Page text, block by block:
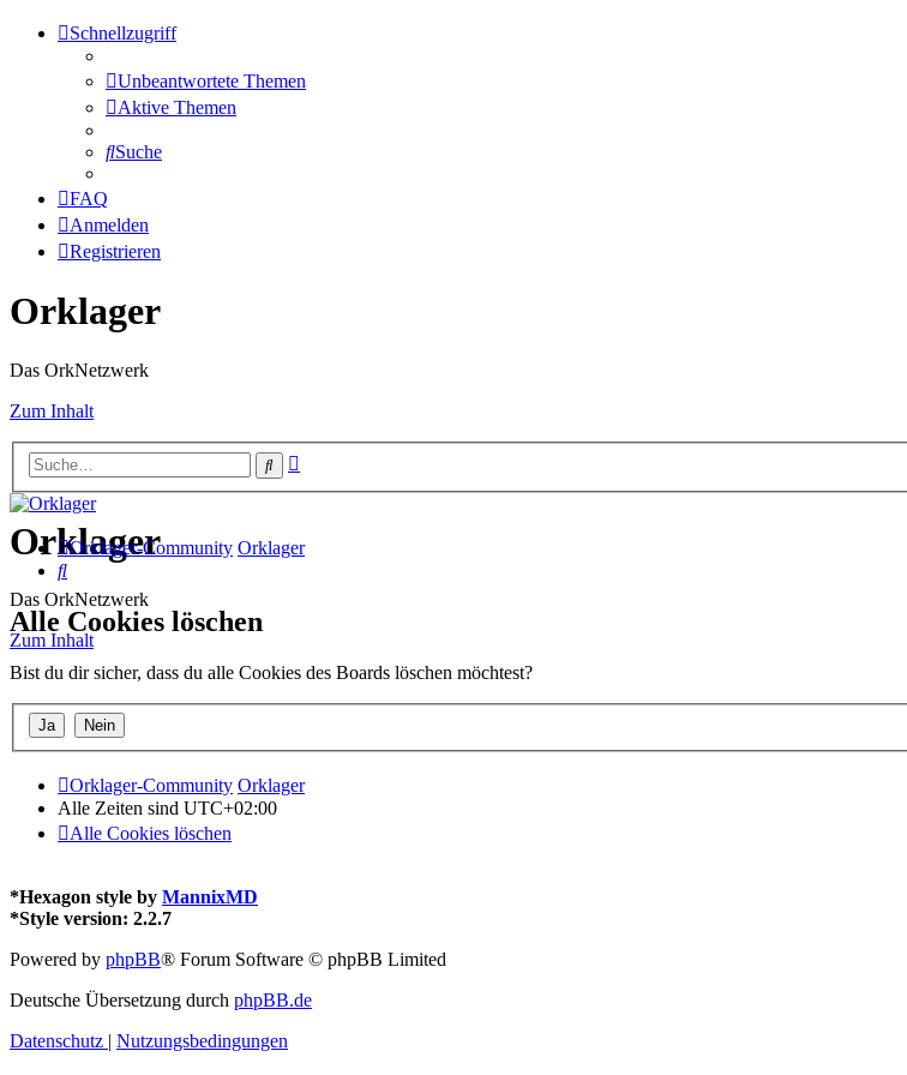
Schnellzugriff
Unbeantwortete Themen
Aktive Themen
Suche
FAQ
Anmelden
Registrieren
Orklager
Das OrkNetzwerk
Zum Inhalt
Suche
Orklager
Das OrkNetzwerk
Zum Inhalt
Orklager-Community Orklager
Suche
Alle Cookies löschen
Bist du dir sicher, dass du alle Cookies des Boards löschen möchtest?
Orklager-Community Orklager
Alle Zeiten sind UTC+02:00
Alle Cookies löschen
*Hexagon style by MannixMD
*Style version: 2.2.7
Powered by phpBB® Forum Software © phpBB Limited
Deutsche Übersetzung durch phpBB.de
Datenschutz | Nutzungsbedingungen